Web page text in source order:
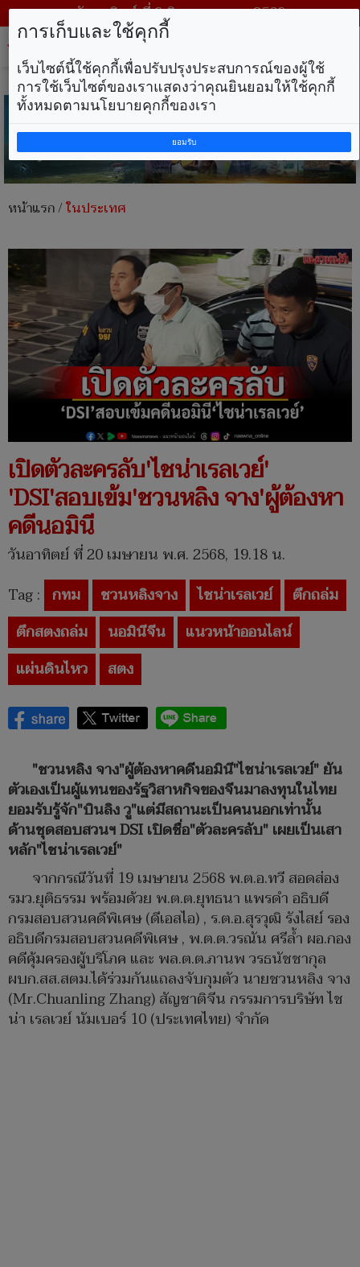
วันอาทิตย์ ที่ 9 สิงหาคม พ.ศ. 2569
หน้าแรก/ในประเทศ
เปิดตัวละครลับ'ไชน่าเรลเวย์'
'DSI'สอบเข้ม'ชวนหลิง จาง'ผู้ต้องหา
คดีนอมินี
วันอาทิตย์ ที่ 20 เมษายน พ.ศ. 2568, 19.18 น.
Tag : กทม ชวนหลิงจาง ไชน่าเรลเวย์
ตึกถล่ม
ตึกสตงถล่ม
นอมินีจีน
แนวหน้าออนไลน์
แผ่นดินไหว
สตง
"ชวนหลิง จาง"ผู้ต้องหาคดีนอมินี"ไชน่าเรลเวย์" ยัน
ตัวเองเป็นผู้แทนของรัฐวิสาหกิจของจีนมาลงทุนในไทย
ยอมรับรู้จัก"บินลิง วู"แต่มีสถานะเป็นคนนอกเท่านั้น
ด้านชุดสอบสวนฯ DSI เปิดชื่อ"ตัวละครลับ" เผยเป็นเสา
หลัก"ไชน่าเรลเวย์"
จากกรณีวันที่ 19 เมษายน 2568 พ.ต.อ.ทวี สอดส่อง
รมว.ยุติธรรม พร้อมด้วย พ.ต.ต.ยุทธนา แพรดำ อธิบดี
กรมสอบสวนคดีพิเศษ (ดีเอสไอ) , ร.ต.อ.สุรวุฒิ รังไสย์ รอง
อธิบดีกรมสอบสวนคดีพิเศษ , พ.ต.ต.วรณัน ศรีล้ำ ผอ.กอง
คดีคุ้มครองผู้บริโภค และ พล.ต.ต.ภานพ วรธนัชชากุล
ผบก.สส.สตม.ได้ร่วมกันแถลงจับกุมตัว นายชวนหลิง จาง
(Mr.Chuanling Zhang) สัญชาติจีน กรรมการบริษัท ไช
น่า เรลเวย์ นัมเบอร์ 10 (ประเทศไทย) จำกัด
การเก็บและใช้คุกกี้
เว็บไซต์นี้ใช้คุกกี้เพื่อปรับปรุงประสบการณ์ของผู้ใช้
การใช้เว็บไซต์ของเราแสดงว่าคุณยินยอมให้ใช้คุกกี้
ทั้งหมดตามนโยบายคุกกี้ของเรา
ยอมรับ